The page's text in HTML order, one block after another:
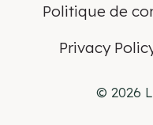
Politique de
Privacy
© 2026